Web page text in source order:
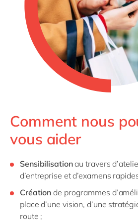
Comment nous
vous aider
Sensibilisationau travers
d’entreprise et d’examens
Création de programmes
place d’une vision, d’une
route ;